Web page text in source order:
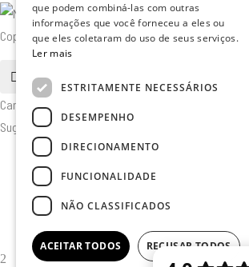
Copyright © 2025. Todos os Direitos Reservados
pesquisa
Cancelar
Sugerido
Furniture
Home Décor
Industrial
que podem combiná-las com outras
informações que você forneceu a eles ou
que eles coletaram do uso de seus serviços.
Ler mais
ESTRITAMENTE NECESSÁRIOS
DESEMPENHO
DIRECIONAMENTO
FUNCIONALIDADE
NÃO CLASSIFICADOS
ACEITAR TODOS RECUSAR TODOS